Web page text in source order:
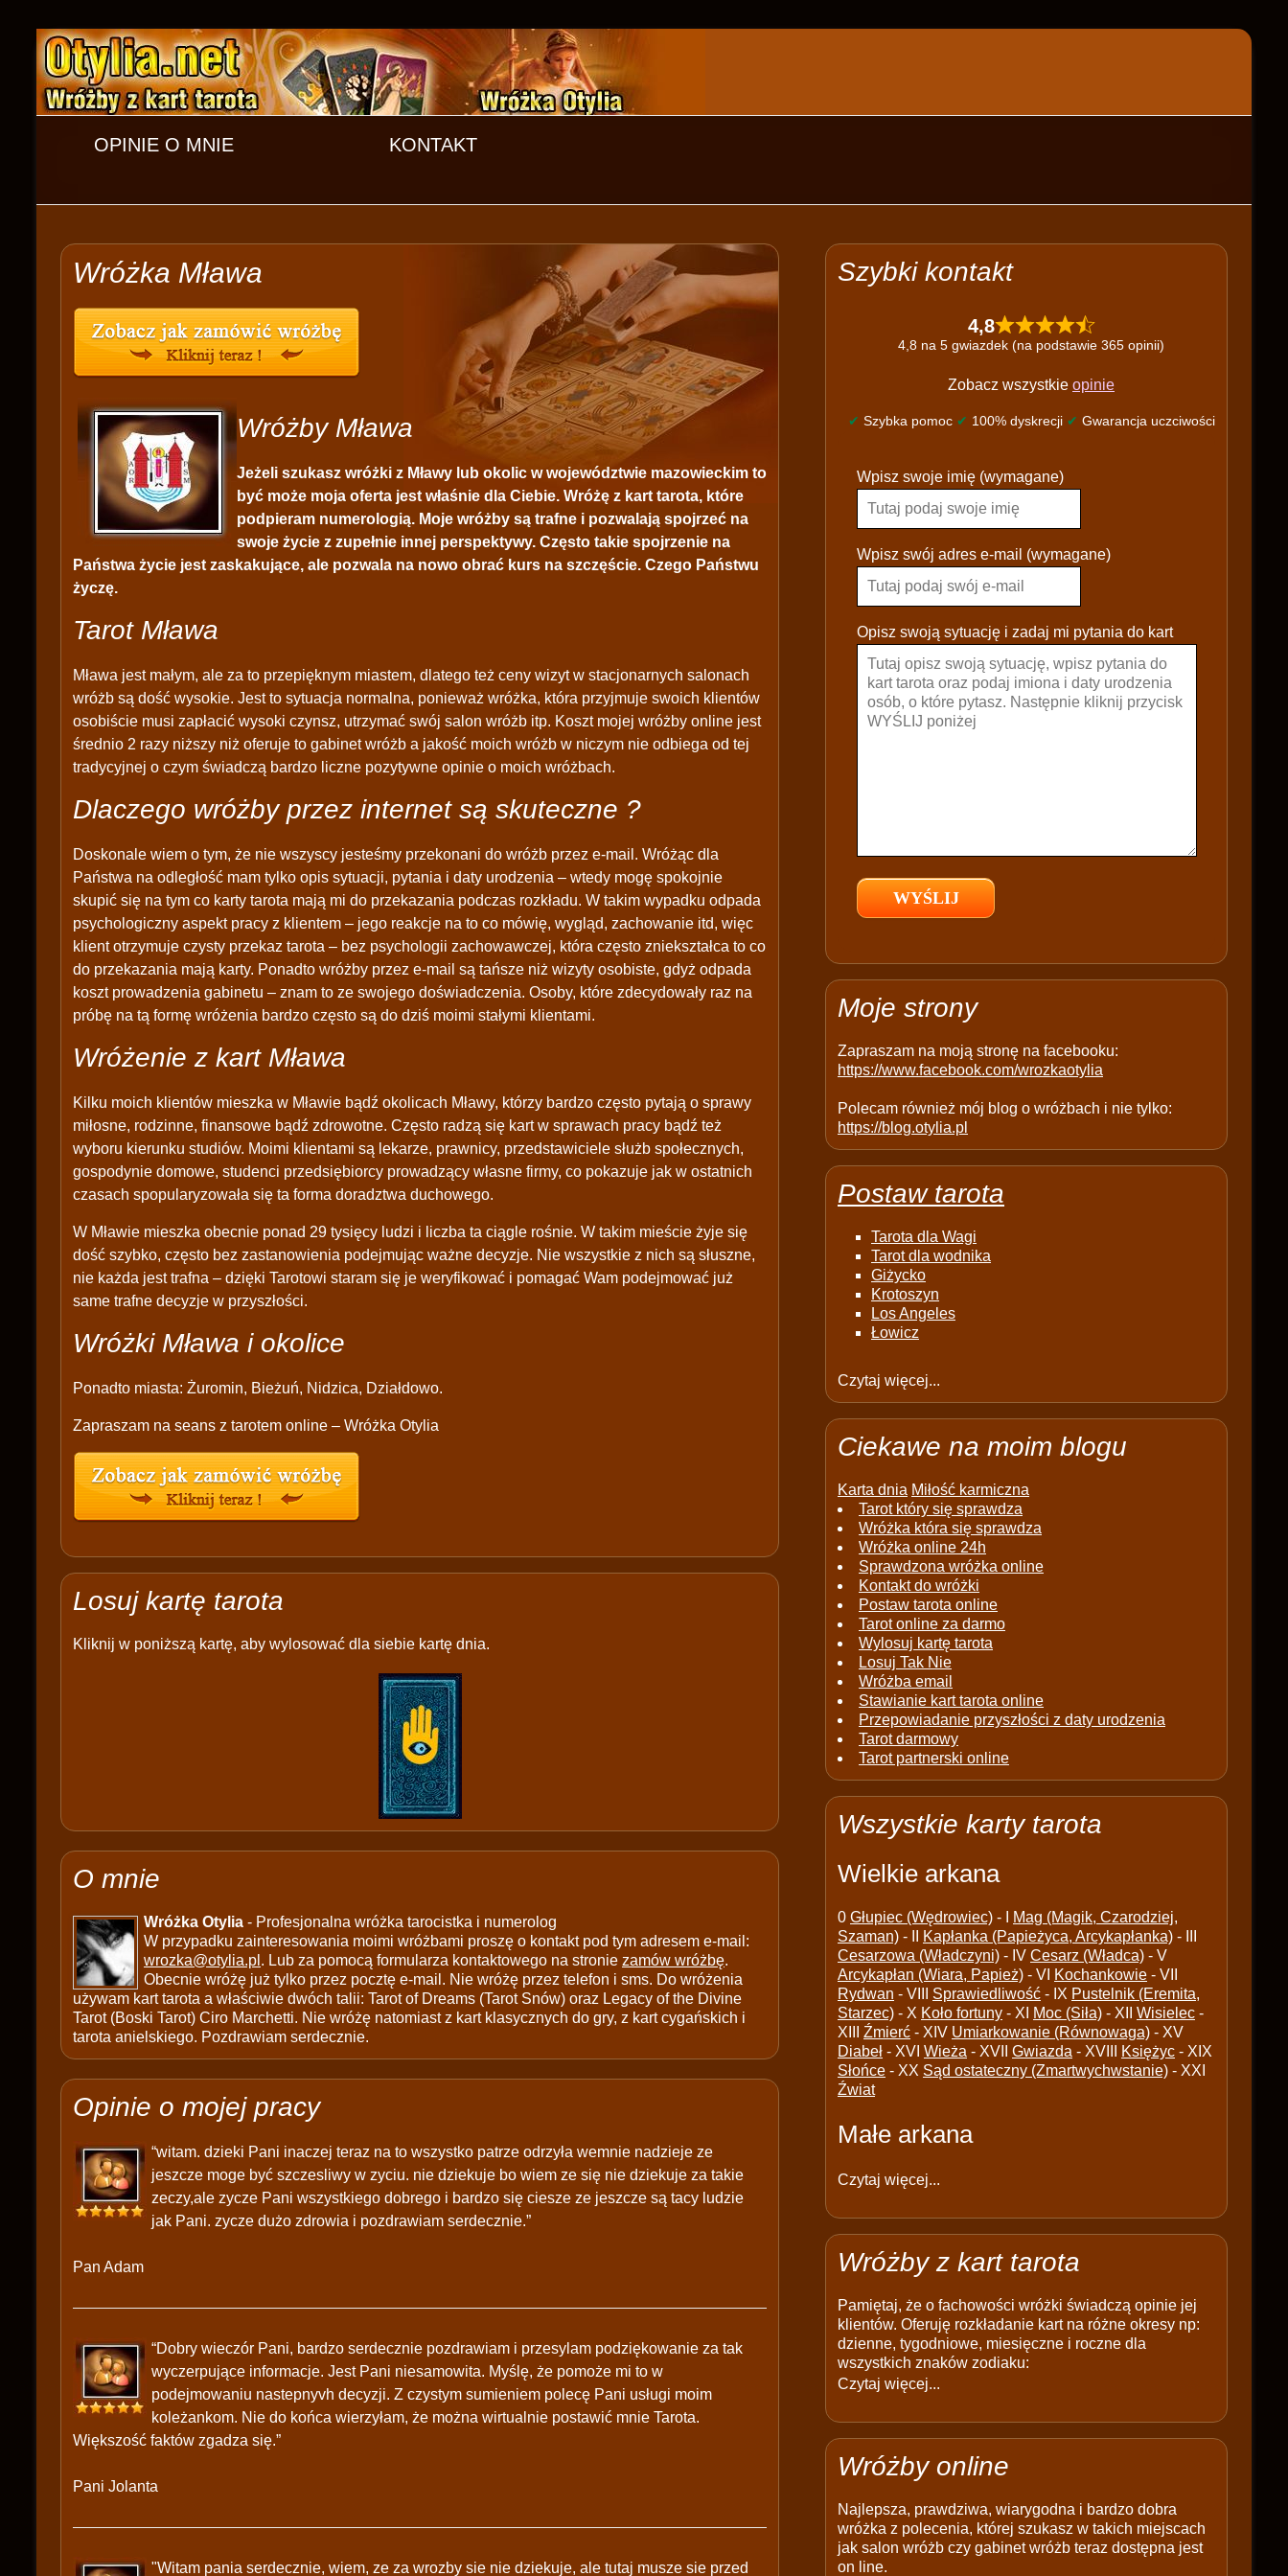
OPINIE O MNIE KONTAKT
Wróżka Mława
Wróżby Mława
Jeżeli szukasz wróżki z Mławy lub okolic w województwie mazowieckim to
być może moja oferta jest właśnie dla Ciebie. Wróżę z kart tarota, które
podpieram numerologią. Moje wróżby są trafne i pozwalają spojrzeć na
swoje życie z zupełnie innej perspektywy. Często takie spojrzenie na
Państwa życie jest zaskakujące, ale pozwala na nowo obrać kurs na szczęście. Czego Państwu
życzę.
Tarot Mława
Mława jest małym, ale za to przepięknym miastem, dlatego też ceny wizyt w stacjonarnych salonach
wróżb są dość wysokie. Jest to sytuacja normalna, ponieważ wróżka, która przyjmuje swoich klientów
osobiście musi zapłacić wysoki czynsz, utrzymać swój salon wróżb itp. Koszt mojej wróżby online jest
średnio 2 razy niższy niż oferuje to gabinet wróżb a jakość moich wróżb w niczym nie odbiega od tej
tradycyjnej o czym świadczą bardzo liczne pozytywne opinie o moich wróżbach.
Dlaczego wróżby przez internet są skuteczne ?
Doskonale wiem o tym, że nie wszyscy jesteśmy przekonani do wróżb przez e-mail. Wróżąc dla
Państwa na odległość mam tylko opis sytuacji, pytania i daty urodzenia – wtedy mogę spokojnie
skupić się na tym co karty tarota mają mi do przekazania podczas rozkładu. W takim wypadku odpada
psychologiczny aspekt pracy z klientem – jego reakcje na to co mówię, wygląd, zachowanie itd, więc
klient otrzymuje czysty przekaz tarota – bez psychologii zachowawczej, która często zniekształca to co
do przekazania mają karty. Ponadto wróżby przez e-mail są tańsze niż wizyty osobiste, gdyż odpada
koszt prowadzenia gabinetu – znam to ze swojego doświadczenia. Osoby, które zdecydowały raz na
próbę na tą formę wróżenia bardzo często są do dziś moimi stałymi klientami.
Wróżenie z kart Mława
Kilku moich klientów mieszka w Mławie bądź okolicach Mławy, którzy bardzo często pytają o sprawy
miłosne, rodzinne, finansowe bądź zdrowotne. Często radzą się kart w sprawach pracy bądź też
wyboru kierunku studiów. Moimi klientami są lekarze, prawnicy, przedstawiciele służb społecznych,
gospodynie domowe, studenci przedsiębiorcy prowadzący własne firmy, co pokazuje jak w ostatnich
czasach spopularyzowała się ta forma doradztwa duchowego.
W Mławie mieszka obecnie ponad 29 tysięcy ludzi i liczba ta ciągle rośnie. W takim mieście żyje się
dość szybko, często bez zastanowienia podejmując ważne decyzje. Nie wszystkie z nich są słuszne,
nie każda jest trafna – dzięki Tarotowi staram się je weryfikować i pomagać Wam podejmować już
same trafne decyzje w przyszłości.
Wróżki Mława i okolice
Ponadto miasta: Żuromin, Bieżuń, Nidzica, Działdowo.
Zapraszam na seans z tarotem online – Wróżka Otylia
Losuj kartę tarota
Kliknij w poniższą kartę, aby wylosować dla siebie kartę dnia.
O mnie
Wróżka Otylia - Profesjonalna wróżka tarocistka i numerolog
W przypadku zainteresowania moimi wróżbami proszę o kontakt pod tym adresem e-mail:
wrozka@otylia.pl . Lub za pomocą formularza kontaktowego na stronie zamów wróżbę.
Obecnie wróżę już tylko przez pocztę e-mail. Nie wróżę przez telefon i sms. Do wróżenia
używam kart tarota a właściwie dwóch talii: Tarot of Dreams (Tarot Snów) oraz Legacy of the Divine
Tarot (Boski Tarot) Ciro Marchetti. Nie wróżę natomiast z kart klasycznych do gry, z kart cygańskich i
tarota anielskiego. Pozdrawiam serdecznie.
Opinie o mojej pracy
“witam. dzieki Pani inaczej teraz na to wszystko patrze odrzyła wemnie nadzieje ze
jeszcze moge być szczesliwy w zyciu. nie dziekuje bo wiem ze się nie dziekuje za takie
zeczy,ale zycze Pani wszystkiego dobrego i bardzo się ciesze ze jeszcze są tacy ludzie
jak Pani. zycze dużo zdrowia i pozdrawiam serdecznie.”
Pan Adam
“Dobry wieczór Pani, bardzo serdecznie pozdrawiam i przesylam podziękowanie za tak
wyczerpujące informacje. Jest Pani niesamowita. Myślę, że pomoże mi to w
podejmowaniu nastepnyvh decyzji. Z czystym sumieniem polecę Pani usługi moim
koleżankom. Nie do końca wierzyłam, że można wirtualnie postawić mnie Tarota.
Większość faktów zgadza się.”
Pani Jolanta
"Witam pania serdecznie, wiem, ze za wrozby sie nie dziekuje, ale tutaj musze sie przed
Szybki kontakt
4,8
4,8 na 5 gwiazdek (na podstawie 365 opinii)
Zobacz wszystkie opinie
✔ Szybka pomoc ✔ 100% dyskrecji ✔ Gwarancja uczciwości
l
a
s
e
a
e
e
p
y
Wpisz swoje imię (wymagane)
Wpisz swój adres e-mail (wymagane)
Opisz swoją sytuację i zadaj mi pytania do kart
Moje strony
Zapraszam na moją stronę na facebooku:
https://www.facebook.com/wrozkaotylia
Polecam również mój blog o wróżbach i nie tylko:
https://blog.otylia.pl
Postaw tarota
Tarota dla Wagi
Tarot dla wodnika
Giżycko
Krotoszyn
Los Angeles
Łowicz
Czytaj więcej...
Ciekawe na moim blogu
Karta dnia Miłość karmiczna
Tarot który się sprawdza
Wróżka która się sprawdza
Wróżka online 24h
Sprawdzona wróżka online
Kontakt do wróżki
Postaw tarota online
Tarot online za darmo
Wylosuj kartę tarota
Losuj Tak Nie
Wróżba email
Stawianie kart tarota online
Przepowiadanie przyszłości z daty urodzenia
Tarot darmowy
Tarot partnerski online
Wszystkie karty tarota
Wielkie arkana
0 Głupiec (Wędrowiec) - I
Mag (Magik, Czarodziej,
Szaman) - II Kapłanka (Papieżyca, Arcykapłanka) - III
Cesarzowa (Władczyni) - IV Cesarz (Władca) - V
Arcykapłan (Wiara, Papież) - VI Kochankowie - VII
Rydwan - VIII Sprawiedliwość - IX Pustelnik (Eremita,
Starzec) - X Koło fortuny - XI Moc (Siła) - XII Wisielec -
XIII Źmierć - XIV Umiarkowanie (Równowaga) - XV
Diabeł - XVI Wieża - XVII Gwiazda - XVIII Księżyc - XIX
Słońce - XX Sąd ostateczny (Zmartwychwstanie) - XXI
Źwiat
Małe arkana
Czytaj więcej...
Wróżby z kart tarota
Pamiętaj, że o fachowości wróżki świadczą opinie jej
klientów. Oferuję rozkładanie kart na różne okresy np:
dzienne, tygodniowe, miesięczne i roczne dla
wszystkich znaków zodiaku:
Czytaj więcej...
Wróżby online
Najlepsza, prawdziwa, wiarygodna i bardzo dobra
wróżka z polecenia, której szukasz w takich miejscach
jak salon wróżb czy gabinet wróżb teraz dostępna jest
on line.